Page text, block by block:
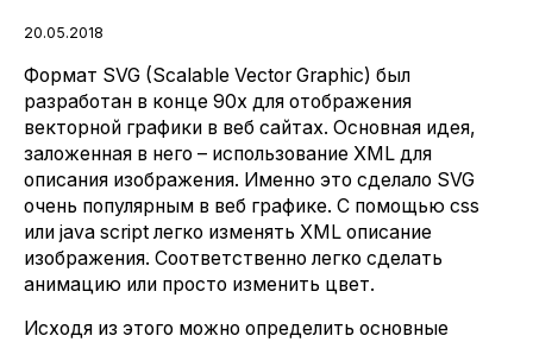
20.05.2018
Формат SVG (Scalable Vector Graphic) был
разработан в конце 90х для отображения
векторной графики в веб сайтах. Основная идея,
заложенная в него – использование XML для
описания изображения. Именно это сделало SVG
очень популярным в веб графике. С помощью css
или java script легко изменять XML описание
изображения. Соответственно легко сделать
анимацию или просто изменить цвет.
Исходя из этого можно определить основные